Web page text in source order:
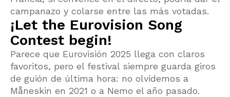
campanazo y colarse entre las más votadas.
¡Let the Eurovision Song
Contest begin!
Parece que Eurovisión 2025 llega con claros
favoritos, pero el festival siempre guarda giros
de guión de última hora: no olvidemos a
Måneskin en 2021 o a Nemo el año pasado.